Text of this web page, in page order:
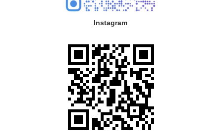
Instagram